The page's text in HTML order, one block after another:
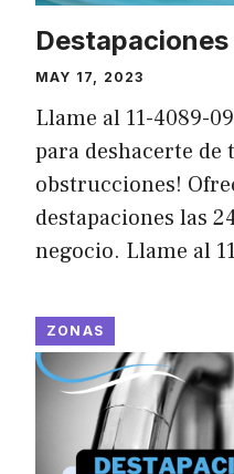
MAY 17, 2023
Llame al 11-4089-
para deshacerte de
obstrucciones!
destapaciones las
negocio. Llame al
ZONAS